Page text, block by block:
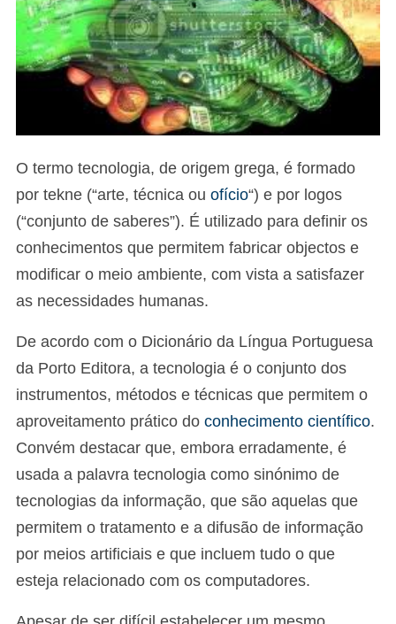
O termo tecnologia, de origem grega, é formado
por tekne (“arte, técnica ou ofício“) e por logos
(“conjunto de saberes”). É utilizado para definir os
conhecimentos que permitem fabricar objectos e
modificar o meio ambiente, com vista a satisfazer
as necessidades humanas.
De acordo com o Dicionário da Língua Portuguesa
da Porto Editora, a tecnologia é o conjunto dos
instrumentos, métodos e técnicas que permitem o
aproveitamento prático do conhecimento científico.
Convém destacar que, embora erradamente, é
usada a palavra tecnologia como sinónimo de
tecnologias da informação, que são aquelas que
permitem o tratamento e a difusão de informação
por meios artificiais e que incluem tudo o que
esteja relacionado com os computadores.